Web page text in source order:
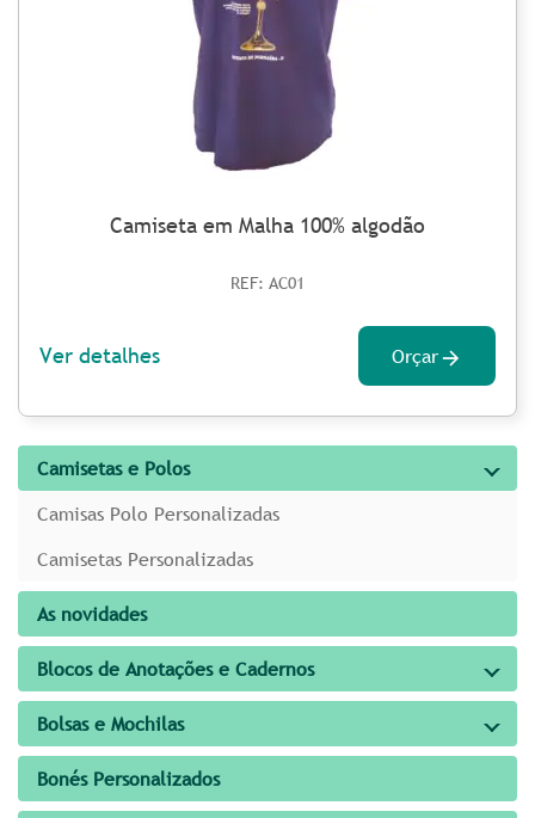
Camisetas e Polos
Camisas Polo Personalizadas
Camisetas Personalizadas
As novidades
Blocos de Anotações e Cadernos
Bolsas e Mochilas
Bonés Personalizados
Camiseta em Malha 100% algodão
REF: AC01
Ver detalhes Orçar